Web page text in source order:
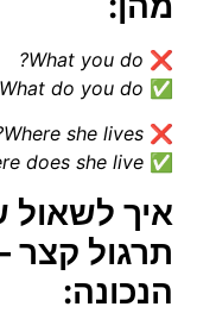
❌
What you do?
✅
What do you do?
❌
Where she lives?
✅
does she live?
איך לשאול
תרגול
הנכונה: